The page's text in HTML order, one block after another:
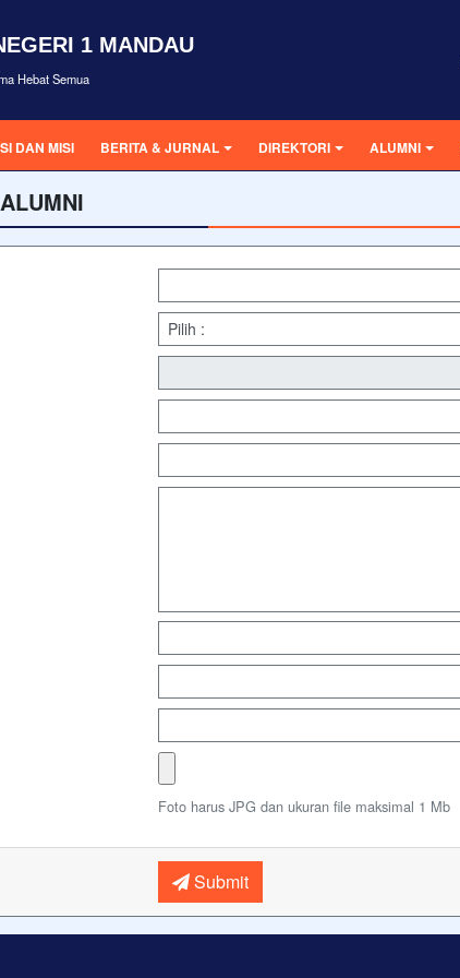
1 MANDAU
Hebat Semua
DAN MISI BERITA & JURNAL DIREKTORI ALUMNI
Foto harus JPG dan ukuran file maksimal 1 Mb
Submit